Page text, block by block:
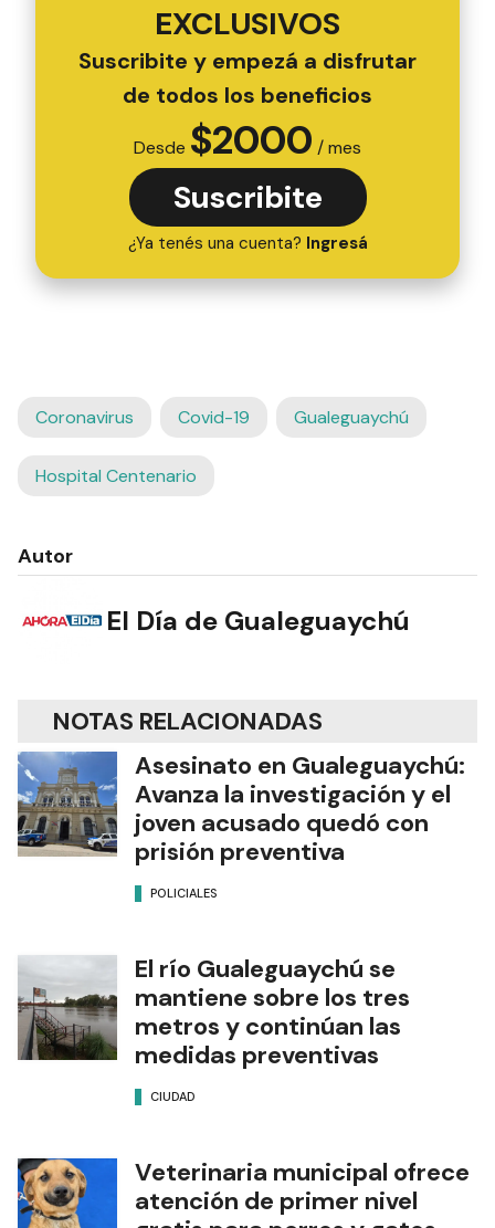
EXCLUSIVOS
Suscribite y empezá a disfrutar
de todos los beneficios
Desde $2000 / mes
Suscribite
¿Ya tenés una cuenta? Ingresá
Coronavirus Covid-19 Gualeguaychú
Hospital Centenario
Autor
El Día de Gualeguaychú
NOTAS RELACIONADAS
Asesinato en Gualeguaychú:
Avanza la investigación y el
joven acusado quedó con
prisión preventiva
POLICIALES
El río Gualeguaychú se
mantiene sobre los tres
metros y continúan las
medidas preventivas
CIUDAD
Veterinaria municipal ofrece
atención de primer nivel